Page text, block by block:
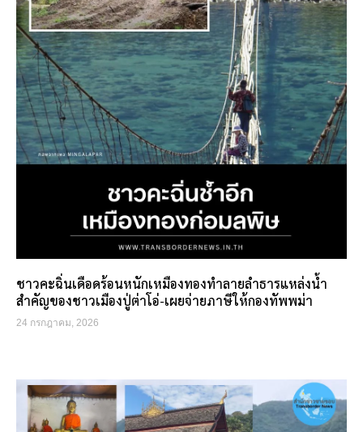
ชาวคะฉิ่นเดือดร้อนหนักเหมืองทองทำลายลำธารแหล่งน้ำ
สำคัญของชาวเมืองปู่ต่าโอ่-เผยจ่ายภาษีให้กองทัพพม่า
24 กรกฎาคม, 2026